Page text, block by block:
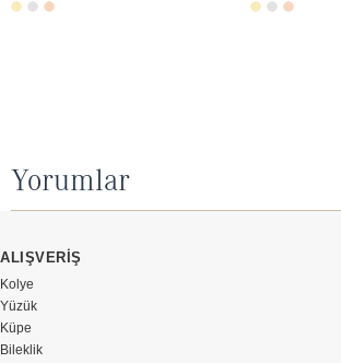
Yorumlar
ALIŞVERİŞ
Kolye
Yüzük
Küpe
Bileklik